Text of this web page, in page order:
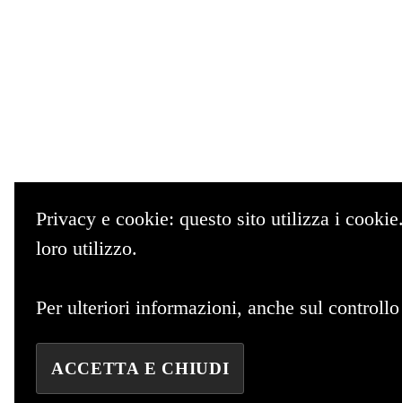
Privacy e cookie: questo sito utilizza i
loro utilizzo.
Per ulteriori informazioni, anche sul